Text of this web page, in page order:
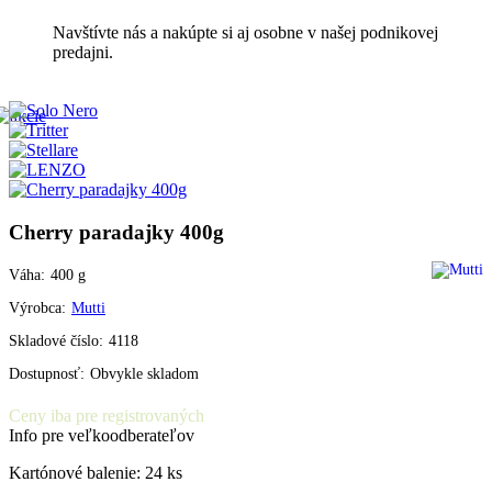
Navštívte nás a nakúpte si aj osobne v našej podnikovej
predajni.
Cherry paradajky 400g
Váha: 400 g
Výrobca: Mutti
Skladové číslo: 4118
Dostupnosť: Obvykle skladom
Ceny iba pre registrovaných
Info pre veľkoodberateľov
Kartónové balenie: 24 ks